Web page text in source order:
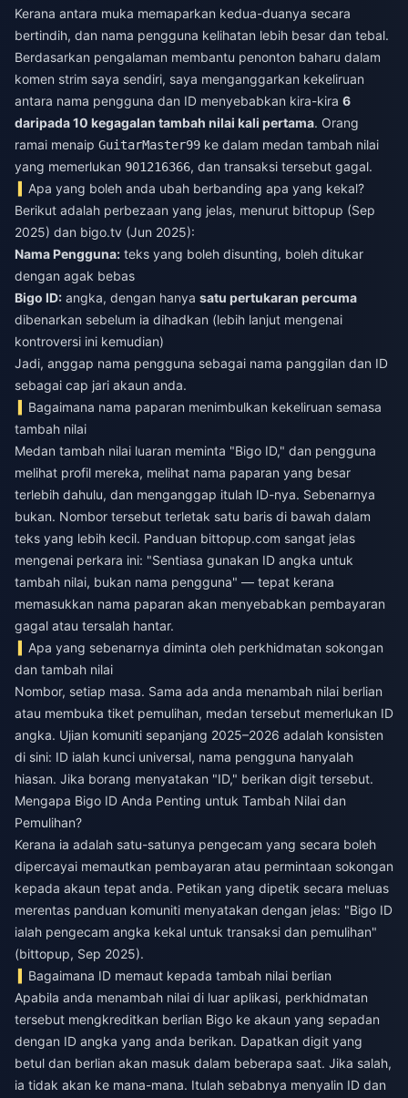
Kerana antara muka memaparkan kedua-duanya secara
bertindih, dan nama pengguna kelihatan lebih besar dan tebal.
Berdasarkan pengalaman membantu penonton baharu dalam
komen strim saya sendiri, saya menganggarkan kekeliruan
antara nama pengguna dan ID menyebabkan kira-kira 6
daripada 10 kegagalan tambah nilai kali pertama. Orang
ramai menaip GuitarMaster99 ke dalam medan tambah nilai
yang memerlukan 901216366, dan transaksi tersebut gagal.
Apa yang boleh anda ubah berbanding apa yang kekal?
Berikut adalah perbezaan yang jelas, menurut bittopup (Sep
2025) dan bigo.tv (Jun 2025):
Nama Pengguna: teks yang boleh disunting, boleh ditukar
dengan agak bebas
Bigo ID: angka, dengan hanya satu pertukaran percuma
dibenarkan sebelum ia dihadkan (lebih lanjut mengenai
kontroversi ini kemudian)
Jadi, anggap nama pengguna sebagai nama panggilan dan ID
sebagai cap jari akaun anda.
Bagaimana nama paparan menimbulkan kekeliruan semasa
tambah nilai
Medan tambah nilai luaran meminta "Bigo ID," dan pengguna
melihat profil mereka, melihat nama paparan yang besar
terlebih dahulu, dan menganggap itulah ID-nya. Sebenarnya
bukan. Nombor tersebut terletak satu baris di bawah dalam
teks yang lebih kecil. Panduan bittopup.com sangat jelas
mengenai perkara ini: "Sentiasa gunakan ID angka untuk
tambah nilai, bukan nama pengguna" — tepat kerana
memasukkan nama paparan akan menyebabkan pembayaran
gagal atau tersalah hantar.
Apa yang sebenarnya diminta oleh perkhidmatan sokongan
dan tambah nilai
Nombor, setiap masa. Sama ada anda menambah nilai berlian
atau membuka tiket pemulihan, medan tersebut memerlukan ID
angka. Ujian komuniti sepanjang 2025–2026 adalah konsisten
di sini: ID ialah kunci universal, nama pengguna hanyalah
hiasan. Jika borang menyatakan "ID," berikan digit tersebut.
Mengapa Bigo ID Anda Penting untuk Tambah Nilai dan
Pemulihan?
Kerana ia adalah satu-satunya pengecam yang secara boleh
dipercayai memautkan pembayaran atau permintaan sokongan
kepada akaun tepat anda. Petikan yang dipetik secara meluas
merentas panduan komuniti menyatakan dengan jelas: "Bigo ID
ialah pengecam angka kekal untuk transaksi dan pemulihan"
(bittopup, Sep 2025).
Bagaimana ID memaut kepada tambah nilai berlian
Apabila anda menambah nilai di luar aplikasi, perkhidmatan
tersebut mengkreditkan berlian Bigo ke akaun yang sepadan
dengan ID angka yang anda berikan. Dapatkan digit yang
betul dan berlian akan masuk dalam beberapa saat. Jika salah,
ia tidak akan ke mana-mana. Itulah sebabnya menyalin ID dan